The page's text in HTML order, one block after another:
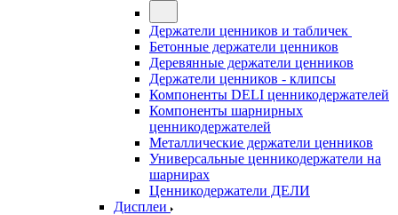
Держатели ценников и табличек
Бетонные держатели ценников
Деревянные держатели ценников
Держатели ценников - клипсы
Компоненты DELI ценникодержателей
Компоненты шарнирных
ценникодержателей
Металлические держатели ценников
Универсальные ценникодержатели на
шарнирах
Ценникодержатели ДЕЛИ
Дисплеи